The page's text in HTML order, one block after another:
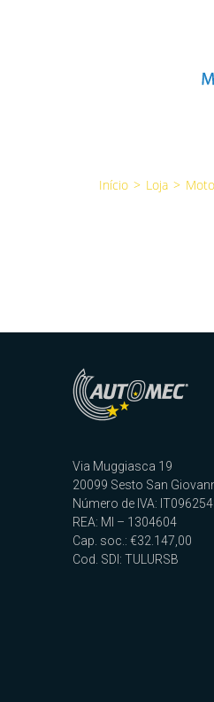
Início > Loja >
Via Muggiasca 19
20099 Sesto San
Número de IVA:
REA: MI – 1304604
Cap. soc.: €32.147,00
Cod. SDI: TULURSB